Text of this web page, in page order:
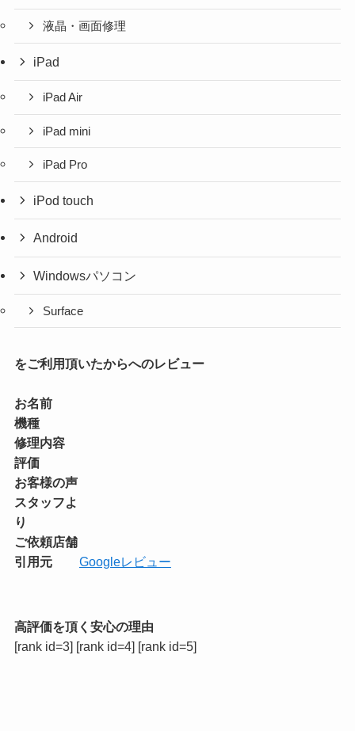
液晶・画面修理
iPad
iPad Air
iPad mini
iPad Pro
iPod touch
Android
Windowsパソコン
Surface
をご利用頂いたからへのレビュー
お名前
機種
修理内容
評価
お客様の声
スタッフよ
り
ご依頼店舗
引用元
Googleレビュー
高評価を頂く安心の理由
[rank id=3] [rank id=4] [rank id=5]